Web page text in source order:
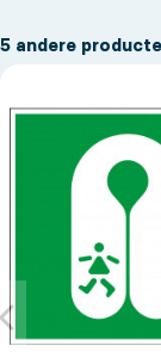
5 andere